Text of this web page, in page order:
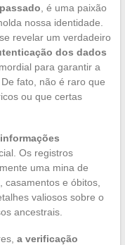
, é uma paixão
nossa identidade.
revelar um verdadeiro
dos dados
para garantir a
fato, não é raro que
ou que certas
Os registros
uma mina de
e óbitos,
valiosos sobre o
ancestrais.
a verificação